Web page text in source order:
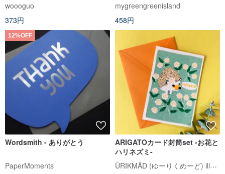
ド
woooguo
373円
mygreengreenisland
458円
12%OFF
Wordsmith - ありがとう
PaperMoments
ARIGATOカード封筒set -お花と
ハリネズミ-
ÜRIKMÄD (ゆーりくめーど) illustration